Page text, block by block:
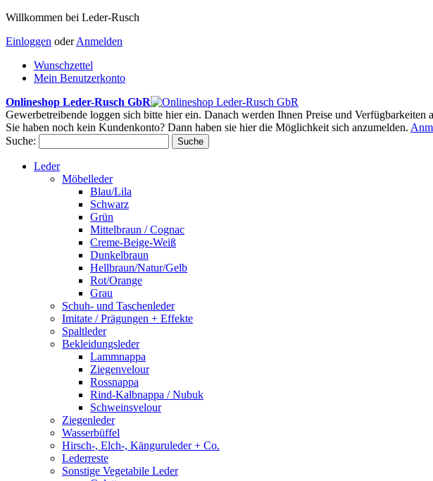
Willkommen bei Leder-Rusch
Einloggen oder Anmelden
Wunschzettel
Mein Benutzerkonto
Onlineshop Leder-Rusch GbR
Gewerbetreibende loggen sich bitte hier ein. Danach werden Ihnen Preise und Verfügbarkeiten
Sie haben noch kein Kundenkonto? Dann haben sie hier die Möglichkeit sich anzumelden.
Suche:
Suche
Leder
Möbelleder
Blau/Lila
Schwarz
Grün
Mittelbraun / Cognac
Creme-Beige-Weiß
Dunkelbraun
Hellbraun/Natur/Gelb
Rot/Orange
Grau
Schuh- und Taschenleder
Imitate / Prägungen + Effekte
Spaltleder
Bekleidungsleder
Lammnappa
Ziegenvelour
Rossnappa
Rind-Kalbnappa / Nubuk
Schweinsvelour
Ziegenleder
Wasserbüffel
Hirsch-, Elch-, Känguruleder + Co.
Lederreste
Sonstige Vegetabile Leder